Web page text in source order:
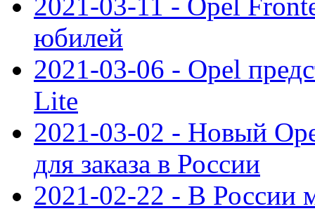
юбилей
2021-03-06 - Opel
Lite
2021-03-02 - Новый
для заказа в России
2021-02-22 - В России